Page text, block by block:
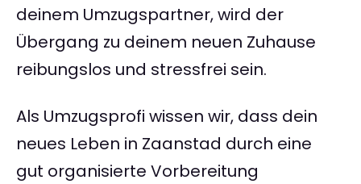
deinem Umzugspartner, wird der
Übergang zu deinem neuen Zuhause
reibungslos und stressfrei sein.
Als Umzugsprofi wissen wir, dass dein
neues Leben in Zaanstad durch eine
gut organisierte Vorbereitung